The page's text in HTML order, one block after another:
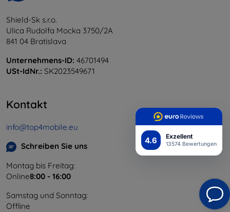
4.6 Exzellent
13574 Bewertungen
Shield-Sk s.r.o.
Ulica Rudolfa Mocka 3750/2A
841 04 Bratislava
Unternehmens-ID: 46701494
USt-IdNr.: SK2023549671
Kontakt
info@top4mobile.eu
Schreiben Sie uns
Montag bis Freitag:
Online8:00 - 16:00
Samstag und Sonntag:
Offline